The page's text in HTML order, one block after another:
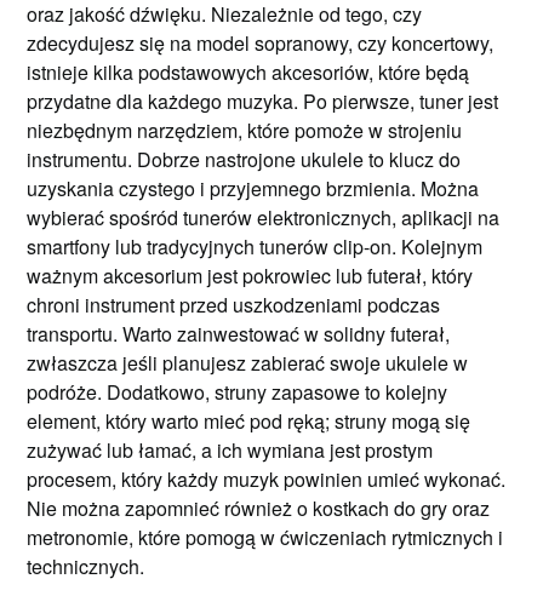
oraz jakość dźwięku. Niezależnie od tego, czy
zdecydujesz się na model sopranowy, czy koncertowy,
istnieje kilka podstawowych akcesoriów, które będą
przydatne dla każdego muzyka. Po pierwsze, tuner jest
niezbędnym narzędziem, które pomoże w strojeniu
instrumentu. Dobrze nastrojone ukulele to klucz do
uzyskania czystego i przyjemnego brzmienia. Można
wybierać spośród tunerów elektronicznych, aplikacji na
smartfony lub tradycyjnych tunerów clip-on. Kolejnym
ważnym akcesorium jest pokrowiec lub futerał, który
chroni instrument przed uszkodzeniami podczas
transportu. Warto zainwestować w solidny futerał,
zwłaszcza jeśli planujesz zabierać swoje ukulele w
podróże. Dodatkowo, struny zapasowe to kolejny
element, który warto mieć pod ręką; struny mogą się
zużywać lub łamać, a ich wymiana jest prostym
procesem, który każdy muzyk powinien umieć wykonać.
Nie można zapomnieć również o kostkach do gry oraz
metronomie, które pomogą w ćwiczeniach rytmicznych i
technicznych.